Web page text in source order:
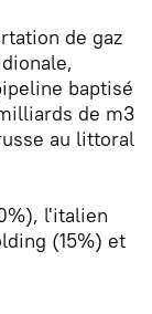
de gaz
baptisé
de m3
au littoral
l'italien
(15%) et